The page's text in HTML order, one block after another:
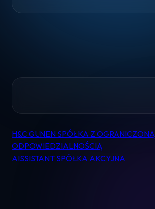
Home
Pomoc
Nawigacja
wpisu
H&C GUNEN SPÓŁKA Z OGRANICZONĄ
ODPOWIEDZIALNOŚCIĄ
AISSISTANT SPÓŁKA AKCYJNA